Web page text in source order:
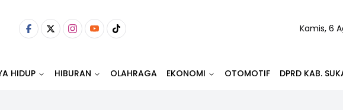
Kamis, 6
HIDUP HIBURAN OLAHRAGA EKONOMI OTOMOTIF DPRD KAB.